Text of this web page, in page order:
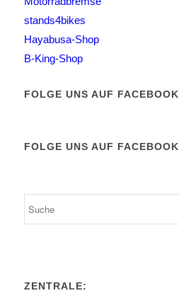
stands4bikes
Hayabusa-Shop
B-King-Shop
FOLGE UNS AUF FACEBOOK
FOLGE UNS AUF FACEBOOK
ZENTRALE: